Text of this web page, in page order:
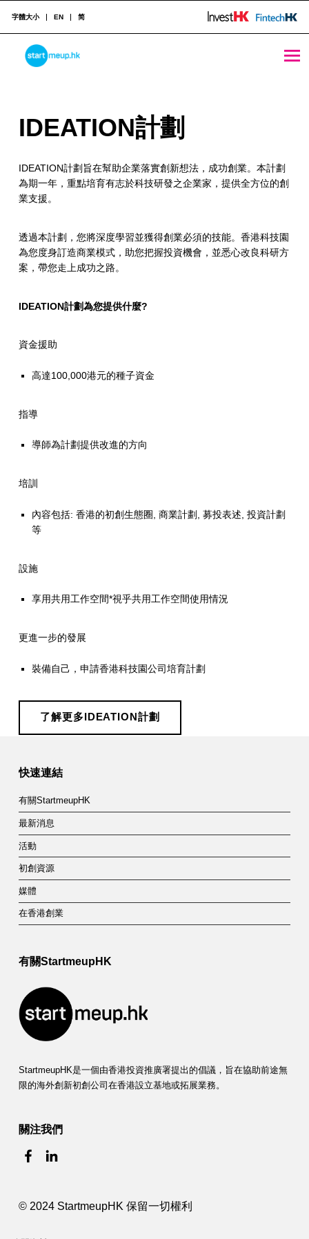
STARTMEUPHK
STARTMEUPHK FESTIVAL IS THE LEADING STARTUP AND INNOVATION CONFERENCE EVENT IN HONG KONG
字體大小 EN 简
I
E
A
T
I
O
N
劃
IDEATION計劃
IDEATION計劃旨在幫助企業落實創新想法，成功創業。本計劃
為期一年，重點培育有志於科技研發之企業家，提供全方位的創
業支援。
透過本計劃，您將深度學習並獲得創業必須的技能。香港科技園
為您度身訂造商業模式，助您把握投資機會，並悉心改良科研方
案，帶您走上成功之路。
IDEATION計劃為您提供什麼?
資金援助
高達100,000港元的種子資金
指導
導師為計劃提供改進的方向
培訓
內容包括: 香港的初創生態圈, 商業計劃, 募投表述, 投資計劃
等
設施
享用共用工作空間*視乎共用工作空間使用情況
更進一步的發展
裝備自己，申請香港科技園公司培育計劃
了解更多IDEATION計劃
Skip back to main navigation
快速連結
有關StartmeupHK
最新消息
活動
初創資源
媒體
在香港創業
有關StartmeupHK
StartmeupHK是一個由香港投資推廣署提出的倡議，旨在協助前途無
限的海外創新初創公司在香港設立基地或拓展業務。
關注我們
© 2024 StartmeupHK 保留一切權利